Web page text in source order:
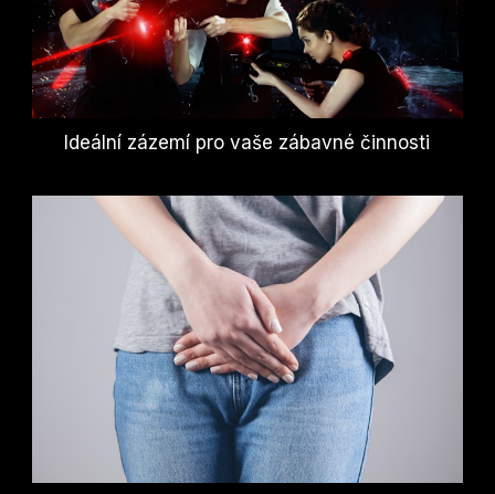
Ideální zázemí pro vaše zábavné činnosti